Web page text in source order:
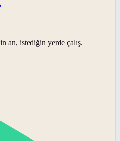
an, istediğin yerde çalış.